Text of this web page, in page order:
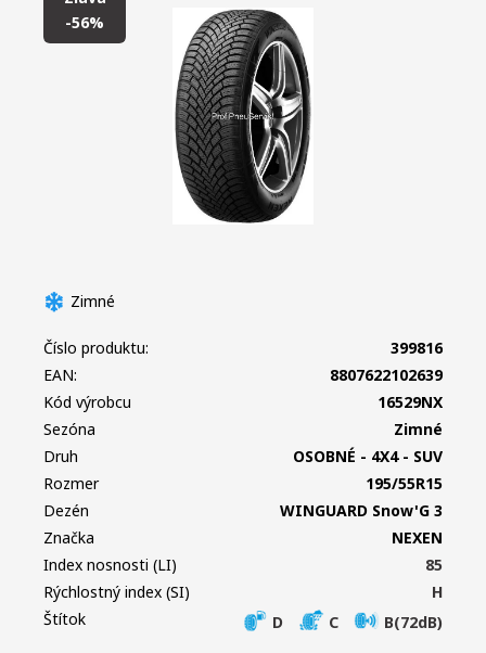
-56%
Zimné
Číslo produktu:
399816
EAN:
8807622102639
Kód výrobcu
16529NX
Sezóna
Zimné
Druh
OSOBNÉ - 4X4 - SUV
Rozmer
195/55R15
Dezén
WINGUARD Snow'G 3
Značka
NEXEN
Index nosnosti (LI)
85
Rýchlostný index (SI)
H
Štítok
D C B(72dB)